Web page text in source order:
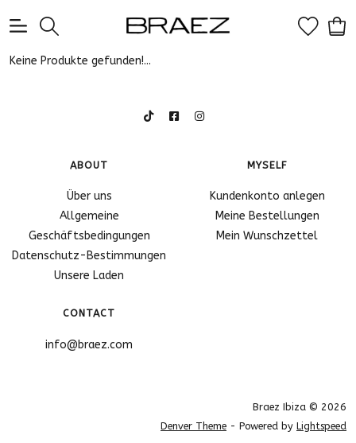
Keine Produkte gefunden!...
ABOUT
Über uns
Allgemeine
Geschäftsbedingungen
Datenschutz-Bestimmungen
Unsere Laden
MYSELF
Kundenkonto anlegen
Meine Bestellungen
Mein Wunschzettel
CONTACT
info@braez.com
Braez Ibiza © 2026
Denver Theme - Powered by Lightspeed